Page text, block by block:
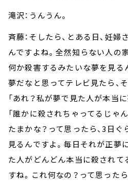
滝沢：うんうん。
斉藤：そしたら、とある日、妊婦
んですよね。全然知らない人の
何か殺害するみたいな夢を見る
夢だなと思ってテレビ見たら、
「あれ？私が夢で見た人が本当に
「誰かに殺されちゃってるじゃん
たまかな？って思ったら、3日
見るんですよ。毎日それが正夢
た人がどんどん本当に殺されて
すね。これ何なの？って思った